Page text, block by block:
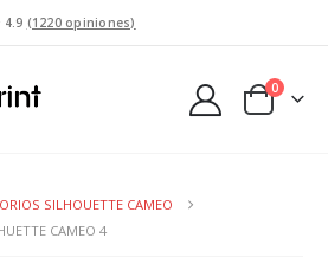
4.9 (1220 opiniones)
0
SILHOUETTE CAMEO
CAMEO 4